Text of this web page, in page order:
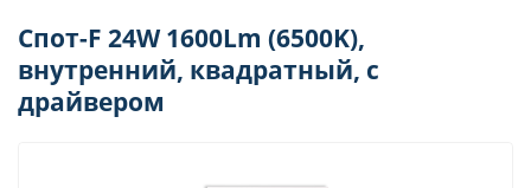
Спот-F 24W 1600Lm (6500K),
внутренний, квадратный, с
драйвером